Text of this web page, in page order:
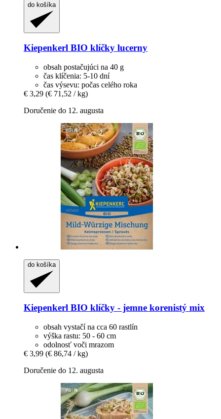
do košíka
Kiepenkerl BIO klíčky lucerny
obsah postačujúci na 40 g
čas klíčenia: 5-10 dní
čas výsevu: počas celého roka
€ 3,29 (€ 71,52 / kg)
Doručenie do 12. augusta
do košíka
Kiepenkerl BIO klíčky -​ jemne korenistý mix
obsah vystačí na cca 60 rastlín
výška rastu: 50 - 60 cm
odolnosť voči mrazom
€ 3,99 (€ 86,74 / kg)
Doručenie do 12. augusta